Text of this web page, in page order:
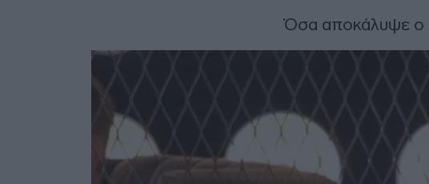
Όσα αποκάλυψε ο